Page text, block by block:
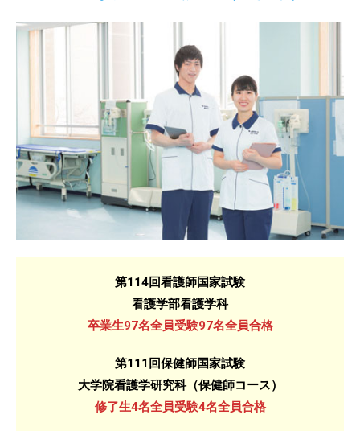
第114回看護師国家試験
看護学部看護学科
卒業生97名全員受験97名全員合格
第111回保健師国家試験
大学院看護学研究科（保健師コース）
修了生4名全員受験4名全員合格